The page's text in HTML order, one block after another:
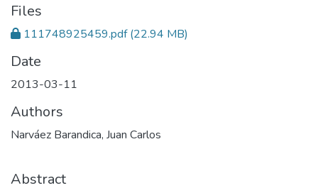
Files
111748925459.pdf(22.94 MB)
Date
2013-03-11
Authors
Narváez Barandica, Juan Carlos
Abstract